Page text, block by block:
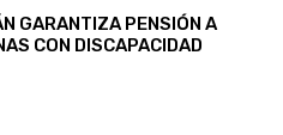
GARANTIZA PENSIÓN A
CON DISCAPACIDAD